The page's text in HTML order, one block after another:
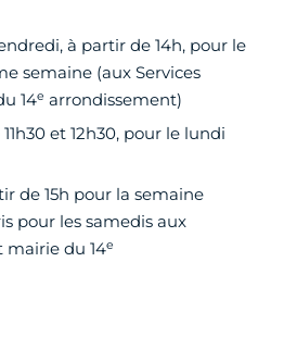
à partir de 14h, pour le
semaine (aux Services
14e arrondissement)
et 12h30, pour le lundi
de 15h pour la semaine
pour les samedis aux
mairie du 14e